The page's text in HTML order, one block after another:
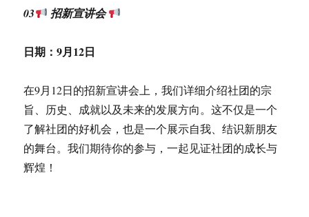
03 招新宣讲会
日期：9月12日
在9月12日的招新宣讲会上，我们详细介绍社团的宗
旨、历史、成就以及未来的发展方向。这不仅是一个
了解社团的好机会，也是一个展示自我、结识新朋友
的舞台。我们期待你的参与，一起见证社团的成长与
辉煌！